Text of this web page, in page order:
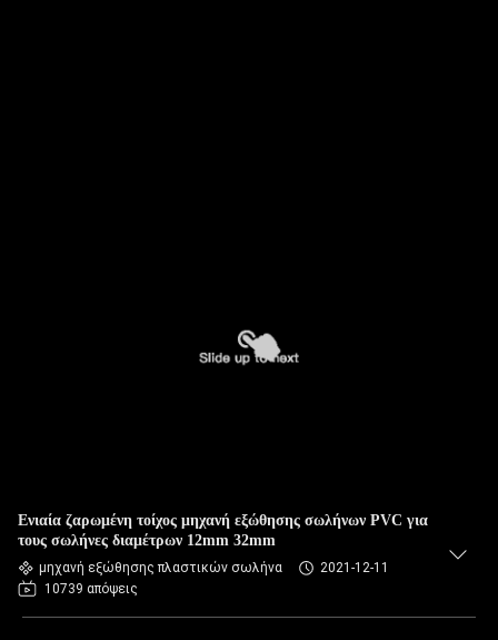
Ενιαία ζαρωμένη τοίχος μηχανή εξώθησης σωλήνων PVC για
τους σωλήνες διαμέτρων 12mm 32mm
μηχανή εξώθησης πλαστικών σωλήνα
2021-12-11
10739 απόψεις